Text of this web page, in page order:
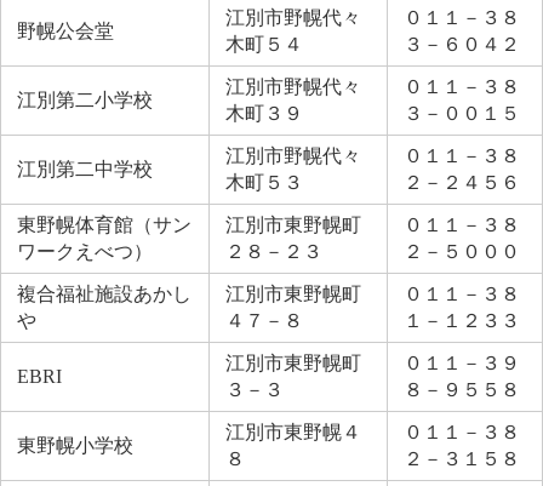
野幌公会堂
江別市野幌代々
木町５４
０１１－３８
３－６０４２
江別第二小学校
江別市野幌代々
木町３９
０１１－３８
３－００１５
江別第二中学校
江別市野幌代々
木町５３
０１１－３８
２－２４５６
東野幌体育館（サン
ワークえべつ）
江別市東野幌町
２８－２３
０１１－３８
２－５０００
複合福祉施設あかし
や
江別市東野幌町
４７－８
０１１－３８
１－１２３３
EBRI
江別市東野幌町
３－３
０１１－３９
８－９５５８
東野幌小学校
江別市東野幌４
８
０１１－３８
２－３１５８